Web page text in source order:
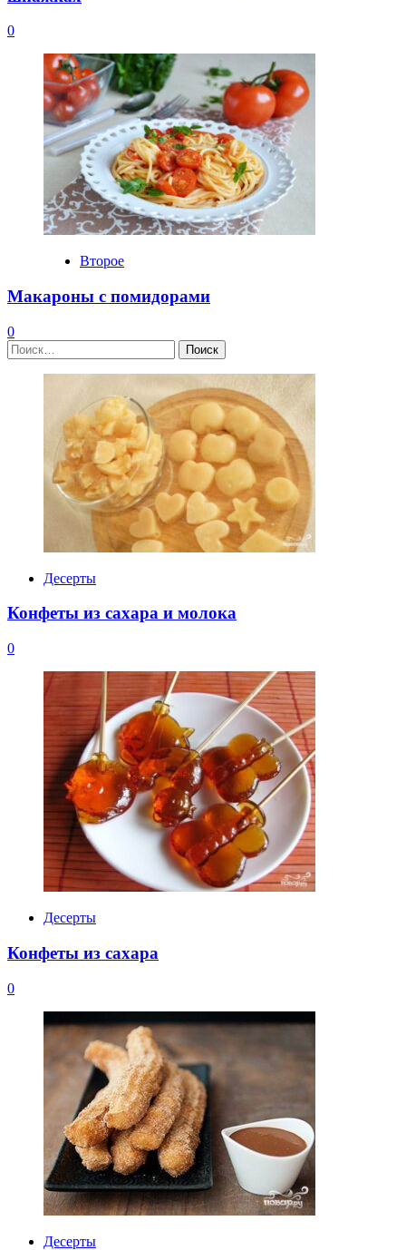
0
Второе
Макароны с помидорами
0
Найти:
Десерты
Конфеты из сахара и молока
0
Десерты
Конфеты из сахара
0
Десерты